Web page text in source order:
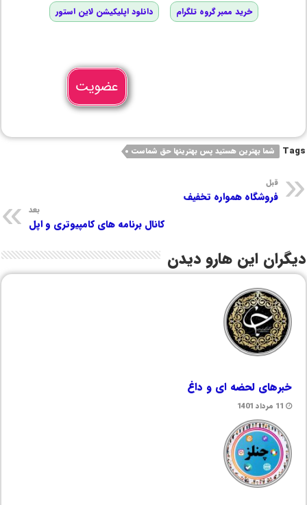
خرید ممبر گروه تلگرام دانلود اپلیکیشن لاین استور
عضویت
Tags شما بهترین هستید پس بهترینها حق شماست
قبل
فروشگاه همواره تخفیف
بعد
کانال برنامه های کامپیوتری و اپل
دیگران این هارو دیدن
خبرهای لحضه ای و داغ
11 مرداد 1401